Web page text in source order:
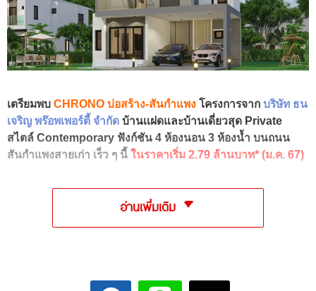
เตรียมพบ CHRONO บ่อสร้าง-สันกำแพง โครงการจาก บริษัท ธน
เจริญ พร๊อพเพอร์ตี้ จำกัด บ้านเเฝดและบ้านเดี่ยวสุด Private
สไตล์ Contemporary ฟังก์ชัน 4 ห้องนอน 3 ห้องน้ำ บนถนน
สันกำแพงสายเก่า เร็ว ๆ นี้ ในราคาเริ่ม 2.79 ล้านบาท* (ม.ค. 67)
อ่านเพิ่มเติม